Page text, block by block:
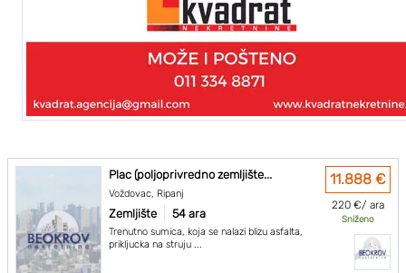
Plac (poljoprivredno zemljište...
Voždovac, Ripanj
Zemljište 54 ara
Trenutno sumica, koja se nalazi blizu asfalta,
prikljucka na struju ...
11.888 €
220 €/ ara
Sniženo